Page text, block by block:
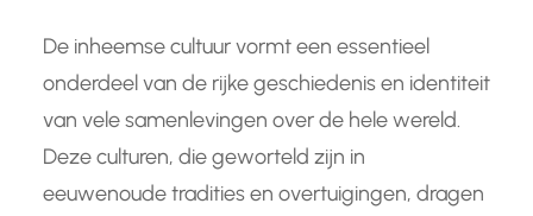
De inheemse cultuur vormt een essentieel
onderdeel van de rijke geschiedenis en identiteit
van vele samenlevingen over de hele wereld.
Deze culturen, die geworteld zijn in
eeuwenoude tradities en overtuigingen, dragen